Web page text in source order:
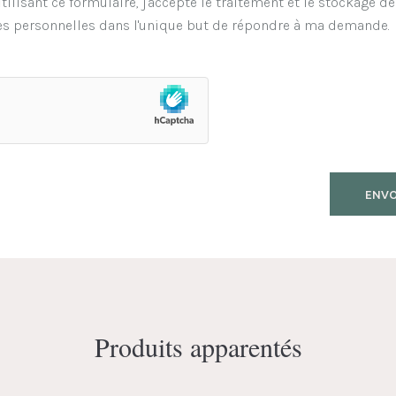
personnelles dans l'unique but de répondre à ma demande.
Produits apparentés